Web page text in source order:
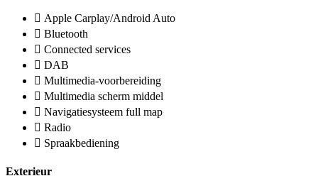
Apple Carplay/Android Auto
Bluetooth
Connected services
DAB
Multimedia-voorbereiding
Multimedia scherm middel
Navigatiesysteem full map
Radio
Spraakbediening
Exterieur